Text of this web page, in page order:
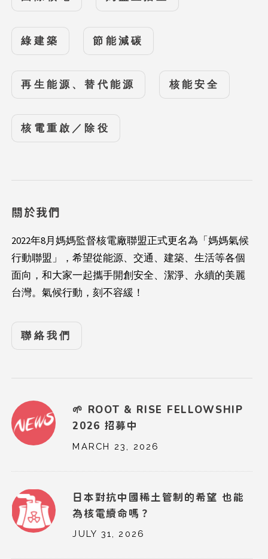
綠建築 節能減碳
再生能源、替代能源 核能安全
核電重啟／除役
關於我們
2022年8月媽媽監督核電廠聯盟正式更名為「媽媽氣候
行動聯盟」，希望從能源、交通、建築、生活等各個
面向，和大家一起攜手開創安全、潔淨、永續的美麗
台灣。氣候行動，刻不容緩！
聯絡我們
🌱 ROOT & RISE FELLOWSHIP
2026 招募中
MARCH 23, 2026
日本對抗中國稀土管制的希望 也能
為核電續命嗎？
JULY 31, 2026